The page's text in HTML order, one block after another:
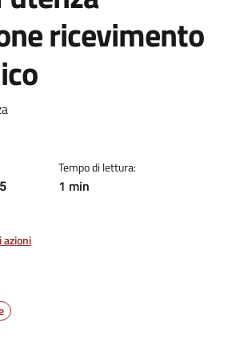
ricevimento
notizia
Tempo di lettura:
1 min
azioni